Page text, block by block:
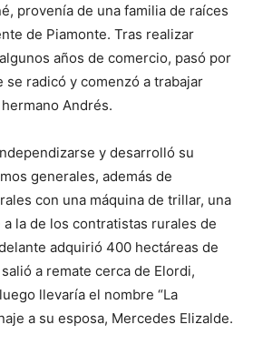
provenía de una familia de raíces
de Piamonte. Tras realizar
años de comercio, pasó por
se radicó y comenzó a trabajar
Andrés.
y desarrolló su
generales, además de
con una máquina de trillar, una
la de los contratistas rurales de
adquirió 400 hectáreas de
a remate cerca de Elordi,
llevaría el nombre “La
a su esposa, Mercedes Elizalde.